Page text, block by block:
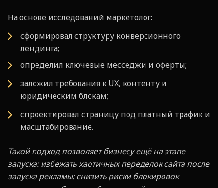
На основе исследований маркетолог:
сформировал структуру конверсионного
лендинга;
определил ключевые месседжи и оферты;
заложил требования к UX, контенту и
юридическим блокам;
спроектировал страницу под платный трафик и
масштабирование.
Такой подход позволяет бизнесу ещё на этапе
запуска: избежать хаотичных переделок сайта после
запуска рекламы; снизить риски блокировок